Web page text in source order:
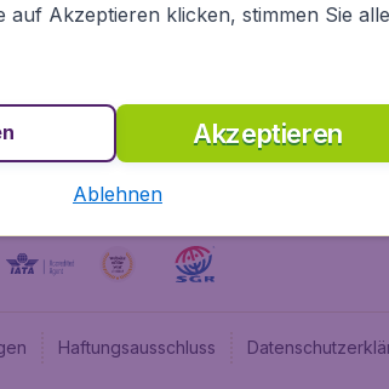
Haftungsausschluss
auf Akzeptieren klicken, stimmen Sie
Akzeptieren
Ablehnen